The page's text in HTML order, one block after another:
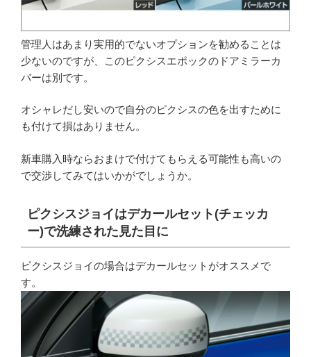
管理人はあまり実用的でないオプションを勧めることは
少ないのですが、このピクシスエポックのドアミラーカ
バーは別です。
オシャレだし安いので自分のピクシスの色を出すために
も付けて損はありません。
新車購入時ならおまけで付けてもらえる可能性も高いの
で交渉してみてはいかがでしょうか。
ピクシスジョイはデカールセット(チェッカ
ー)で洗練された見た目に
ピクシスジョイの場合はデカールセットがオススメで
す。